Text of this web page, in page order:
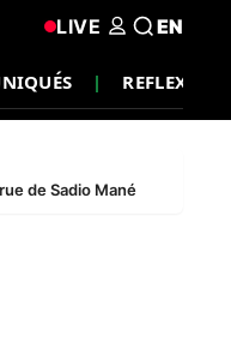
REFLEXION
LIVE EN
de Sadio Mané